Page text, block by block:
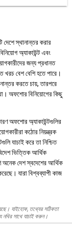
দেশে স্থানান্তর করার
অ্যাকাউন্ট এবং
জন্য প্রধানত
খরচ বেশ বেশি হতে পারে।
করতে চায়, তারপরে
অফশোর বিনিয়োগের কিছু
অফশোর অ্যাকাউন্টগুলির
কঠোর নিয়ন্ত্রক
যাচাই করে তা নিশ্চিত
ভিত্তিক আর্থিক
অনেক দেশ স্বদেশের আর্থিক
যারা বিশ্বব্যাপী কাজ
যাইহোক, তথ্যের সঠিকতা
নথির সাথে যাচাই করুন।